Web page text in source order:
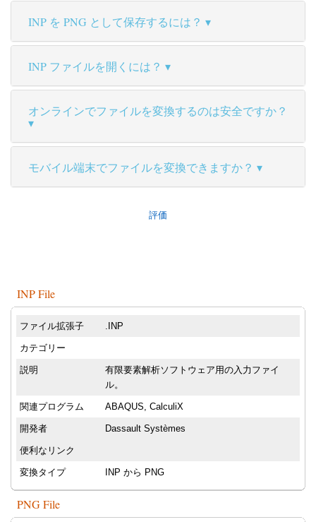
INP を PNG として保存するには？
INP ファイルを開くには？
オンラインでファイルを変換するのは安全ですか？
モバイル端末でファイルを変換できますか？
評価
INP File
ファイル拡張子 .INP
カテゴリー
説明
有限要素解析ソフトウェア用の入力ファイ
ル。
関連プログラム ABAQUS, CalculiX
開発者 Dassault Systèmes
便利なリンク
変換タイプ INP から PNG
PNG File